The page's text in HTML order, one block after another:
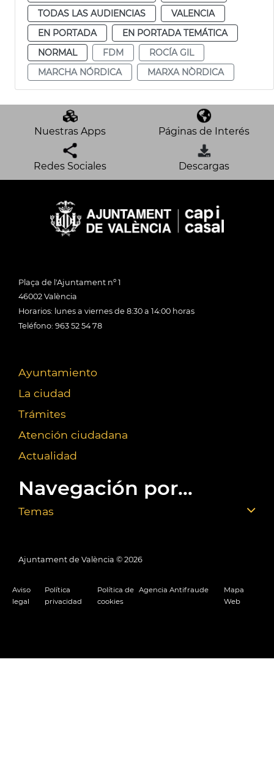
TODAS LAS AUDIENCIAS
VALENCIA
EN PORTADA
EN PORTADA TEMÁTICA
NORMAL
FDM
ROCÍA GIL
MARCHA NÓRDICA
MARXA NÒRDICA
Nuestras Apps Páginas de Interés
Redes Sociales Descargas
Plaça de l'Ajuntament nº 1
46002 València
Horarios: lunes a viernes de 8:30 a 14:00 horas
Teléfono: 963 52 54 78
Ayuntamiento
La ciudad
Trámites
Atención ciudadana
Actualidad
Navegación por...
Temas
Ajuntament de València © 2026
Aviso
legal
Política
privacidad
Política de
cookies
Agencia Antifraude
Mapa
Web